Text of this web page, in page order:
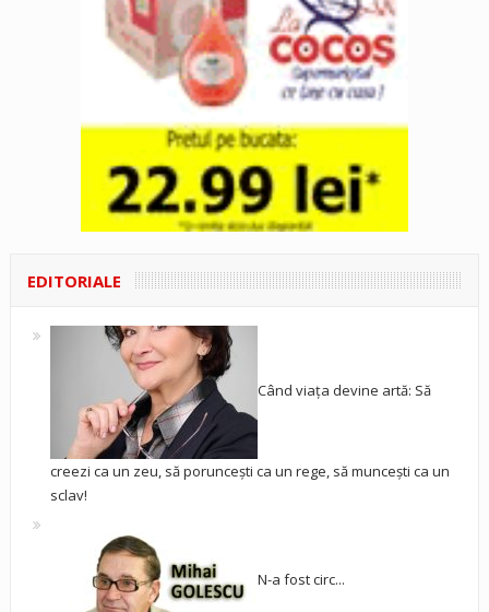
EDITORIALE
Când viața devine artă: Să
creezi ca un zeu, să poruncești ca un rege, să muncești ca un
sclav!
N-a fost circ...